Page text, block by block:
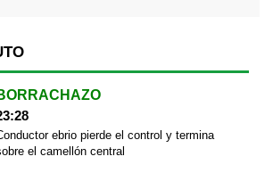
ebrio pierde el control y termina
el camellón central